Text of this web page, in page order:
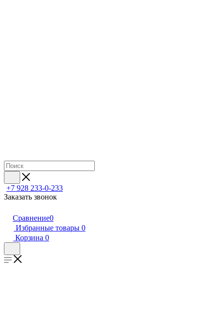
+7 928 233-0-233
Заказать звонок
Сравнение0
Избранные товары 0
Корзина 0